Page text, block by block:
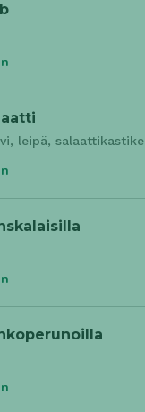
leipä, salaattikastike